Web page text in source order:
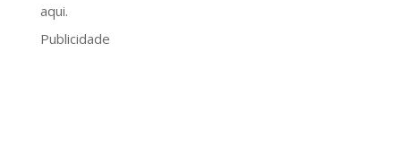
aqui.
Publicidade